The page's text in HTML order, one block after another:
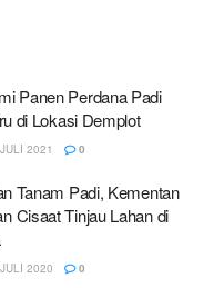
Panen Perdana Padi
di Lokasi Demplot
2021 0
Tanam Padi, Kementan
Cisaat Tinjau Lahan di
2020 0